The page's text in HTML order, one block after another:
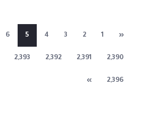
«
1
2
3
4
5
6
2,390
2,391
2,392
2,393
2,396
»